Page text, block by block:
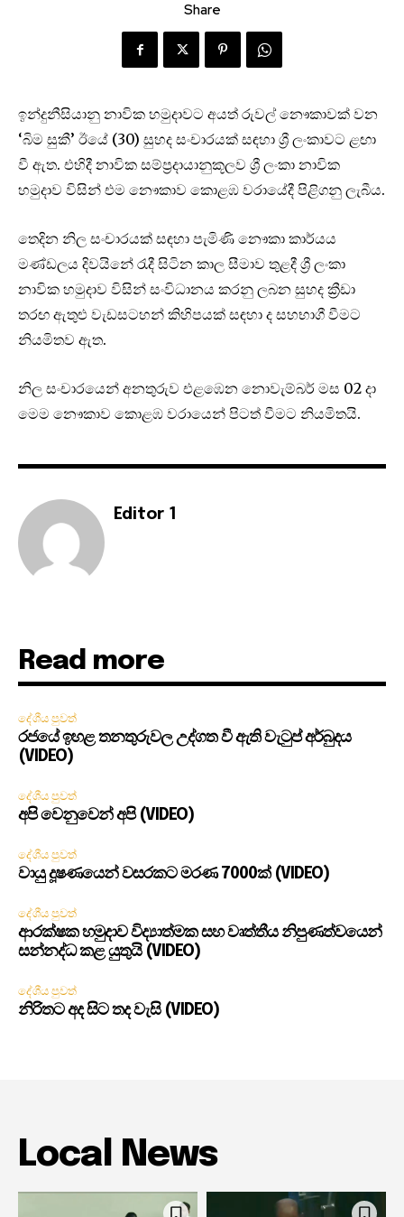
Share
ඉන්දුනීසියානු නාවික හමුදාවට අයත් රුවල් නෞකාවක් වන
‘බිම සුකී’ ඊයේ (30) සුහද සංචාරයක් සඳහා ශ්‍රී ලංකාවට ළඟා
වී ඇත. එහිදී නාවික සම්ප්‍රදායානුකූලව ශ්‍රී ලංකා නාවික
හමුදාව විසින් එම නෞකාව කොළඹ වරායේදී පිළිගනු ලැබීය.
තෙදින නිල සංචාරයක් සඳහා පැමිණි නෞකා කාර්යය
මණ්ඩලය දිවයිනේ රැදී සිටින කාල සීමාව තුළදී ශ්‍රී ලංකා
නාවික හමුදාව විසින් සංවිධානය කරනු ලබන සුහද ක්‍රීඩා
තරඟ ඇතුළු වැඩසටහන් කිහිපයක් සඳහා ද සහභාගී වීමට
නියමිතව ඇත.
නිල සංචාරයෙන් අනතුරුව එළඹෙන නොවැම්බර් මස 02 දා
මෙම නෞකාව ‍කොළඹ වරායෙන් පිටත් වීමට නියමිතයි.
Editor 1
Read more
දේශීය පුවත්
රජයේ ඉහළ තනතුරුවල උද්ගත වී ඇති වැටුප් අර්බුදය
(VIDEO)
දේශීය පුවත්
අපි වෙනුවෙන් අපි (VIDEO)
දේශීය පුවත්
වායු දූෂණයෙන් වසරකට මරණ 7000ක් (VIDEO)
දේශීය පුවත්
ආරක්ෂක හමුදාව විද්‍යාත්මක සහ වෘත්තීය නිපුණත්වයෙන්
සන්නද්ධ කළ යුතුයි (VIDEO)
දේශීය පුවත්
නිරිතට අද සිට තද වැසි (VIDEO)
Local News